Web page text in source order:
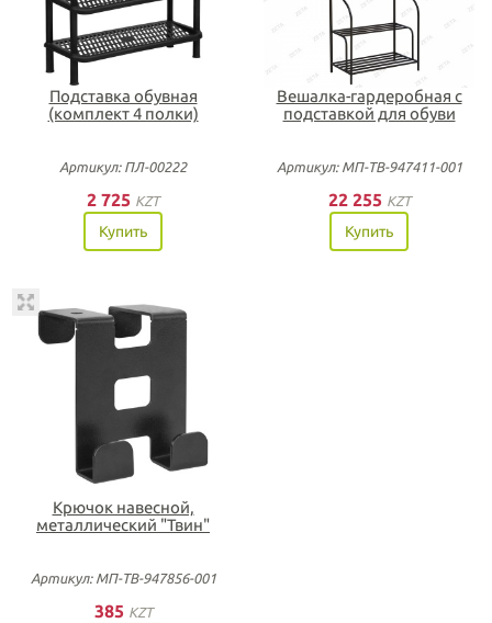
Подставка обувная
(комплект 4 полки)
Артикул: ПЛ-00222
2 725 KZT
Купить
Вешалка-гардеробная с
подставкой для обуви
Артикул: МП-ТВ-947411-001
22 255 KZT
Купить
Крючок навесной,
металлический "Твин"
Артикул: МП-ТВ-947856-001
385 KZT